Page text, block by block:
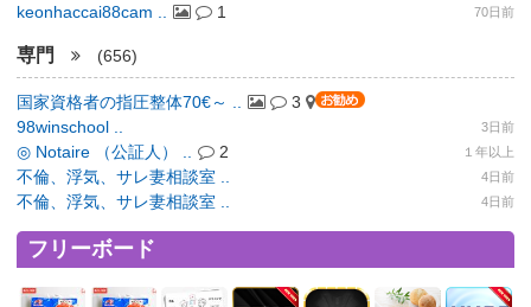
keonhaccai88cam .. 1 70日前
専門 (656)
国家資格者の指圧整体70€～ ..
3
98winschool ..
3日前
◎ Notaire （公証人） .. 2 １年以上
不倫、浮気、サレ妻相談室 .. 4日前
不倫、浮気、サレ妻相談室 .. 4日前
フリーボード